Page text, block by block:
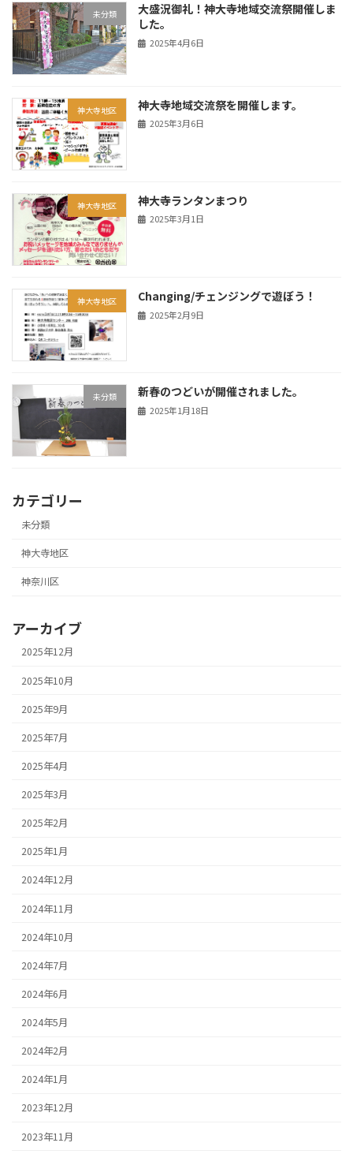
未分類
大盛況御礼！神大寺地域交流祭開催しま
した。
2025年4月6日
神大寺地区 神大寺地域交流祭を開催します。
2025年3月6日
神大寺地区 神大寺ランタンまつり
2025年3月1日
神大寺地区 Changing/チェンジングで遊ぼう！
2025年2月9日
未分類 新春のつどいが開催されました。
2025年1月18日
カテゴリー
未分類
神大寺地区
神奈川区
アーカイブ
2025年12月
2025年10月
2025年9月
2025年7月
2025年4月
2025年3月
2025年2月
2025年1月
2024年12月
2024年11月
2024年10月
2024年7月
2024年6月
2024年5月
2024年2月
2024年1月
2023年12月
2023年11月